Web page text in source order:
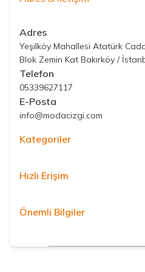
Adres
Yeşilköy Mahallesi Atatürk
Blok Zemin Kat Bakırköy /
Telefon
05339627117
E-Posta
info@modacizgi.com
Kategoriler
Hızlı Erişim
Önemli Bilgiler